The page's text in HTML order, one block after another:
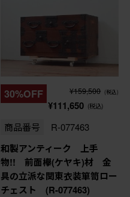
30%OFF ¥159,500 (税込)
¥111,650 (税込)
商品番号 R-077463
和製アンティーク 上手
物!! 前面欅(ケヤキ)材 金
具の立派な関東衣装箪笥ロー
チェスト (R-077463)